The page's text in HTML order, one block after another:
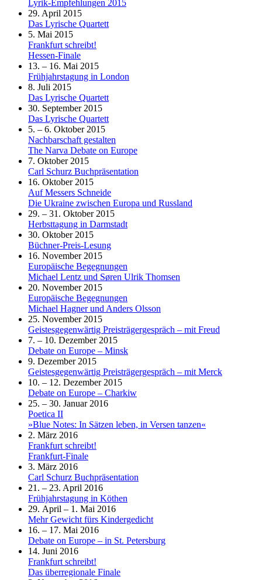
Lyrik-Empfehlungen 2015
29. April 2015
Das Lyrische Quartett
5. Mai 2015
Frankfurt schreibt!
Hessen-Finale
13. – 16. Mai 2015
Frühjahrstagung in London
8. Juli 2015
Das Lyrische Quartett
30. September 2015
Das Lyrische Quartett
5. – 6. Oktober 2015
Nachbarschaft gestalten
The Narva Debate on Europe
7. Oktober 2015
Carl Schurz Buchpräsentation
16. Oktober 2015
Auf Messers Schneide
Die Ukraine zwischen Europa und Russland
29. – 31. Oktober 2015
Herbsttagung in Darmstadt
30. Oktober 2015
Büchner-Preis-Lesung
16. November 2015
Europäische Begegnungen
Michael Lentz und Søren Ulrik Thomsen
20. November 2015
Europäische Begegnungen
Michael Hagner und Anders Olsson
25. November 2015
Geistesgegenwärtig Preisträgergespräch – mit Freud
7. – 10. Dezember 2015
Debate on Europe – Minsk
9. Dezember 2015
Geistesgegenwärtig Preisträgergespräch – mit Merck
10. – 12. Dezember 2015
Debate on Europe – Charkiw
25. – 30. Januar 2016
Poetica II
»Blue Notes: In Sätzen leben, in Versen tanzen«
2. März 2016
Frankfurt schreibt!
Frankfurt-Finale
3. März 2016
Carl Schurz Buchpräsentation
21. – 23. April 2016
Frühjahrstagung in Köthen
29. April – 1. Mai 2016
Mehr Gewicht fürs Kindergedicht
16. – 17. Mai 2016
Debate on Europe – in St. Petersburg
14. Juni 2016
Frankfurt schreibt!
Das überregionale Finale